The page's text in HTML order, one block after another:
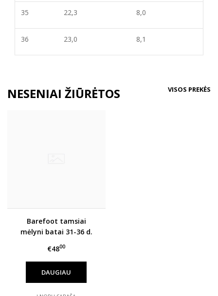
35 22,3 8,0
36 23,0 8,1
NESENIAI ŽIŪRĖTOS VISOS PREKĖS
Barefoot tamsiai
mėlyni batai 31-36 d.
€4800
DAUGIAU